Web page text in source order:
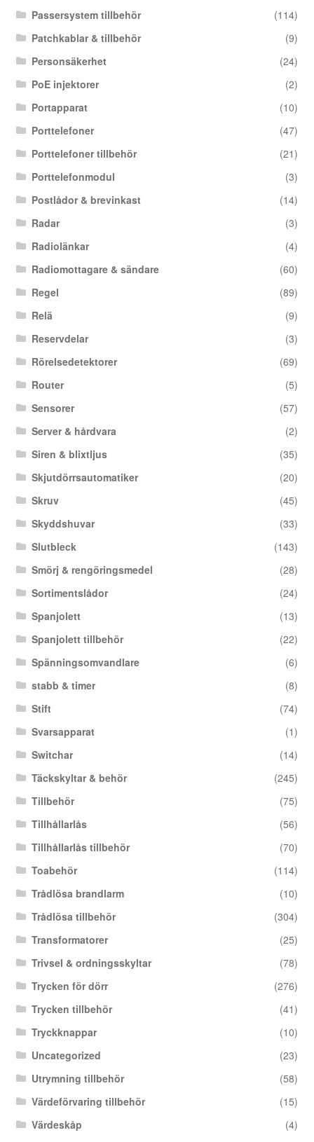
Passersystem tillbehör
(114)
Patchkablar & tillbehör
(9)
Personsäkerhet
(24)
PoE injektorer
(2)
Portapparat
(10)
Porttelefoner
(47)
Porttelefoner tillbehör
(21)
Porttelefonmodul
(3)
Postlådor & brevinkast
(14)
Radar
(3)
Radiolänkar
(4)
Radiomottagare & sändare
(60)
Regel
(89)
Relä
(9)
Reservdelar
(3)
Rörelsedetektorer
(69)
Router
(5)
Sensorer
(57)
Server & hårdvara
(2)
Siren & blixtljus
(35)
Skjutdörrsautomatiker
(20)
Skruv
(45)
Skyddshuvar
(33)
Slutbleck
(143)
Smörj & rengöringsmedel
(28)
Sortimentslådor
(24)
Spanjolett
(13)
Spanjolett tillbehör
(22)
Spänningsomvandlare
(6)
stabb & timer
(8)
Stift
(74)
Svarsapparat
(1)
Switchar
(14)
Täckskyltar & behör
(245)
Tillbehör
(75)
Tillhållarlås
(56)
Tillhållarlås tillbehör
(70)
Toabehör
(114)
Trådlösa brandlarm
(10)
Trådlösa tillbehör
(304)
Transformatorer
(25)
Trivsel & ordningsskyltar
(78)
Trycken för dörr
(276)
Trycken tillbehör
(41)
Tryckknappar
(10)
Uncategorized
(23)
Utrymning tillbehör
(58)
Värdeförvaring tillbehör
(15)
Värdeskåp
(4)